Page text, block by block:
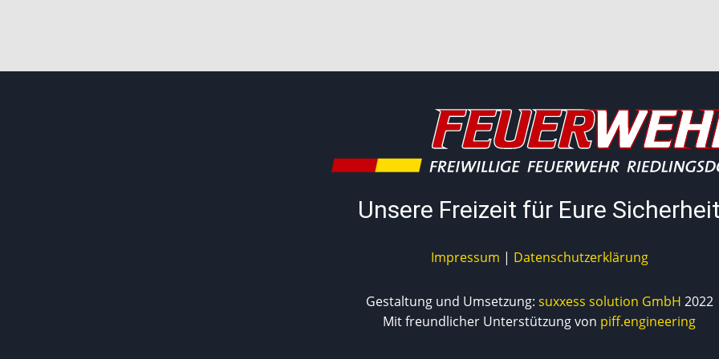
Unsere Freizeit für Eure
Impressum | Datenschutzerklärung
Gestaltung und Umsetzung: suxxess solution GmbH 2022
Mit freundlicher Unterstützung von piff.engineering